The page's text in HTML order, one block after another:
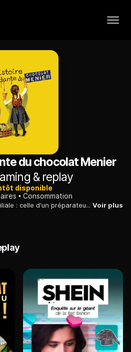
du chocolat Menier
& replay
disponible
Consommation
La saga d'une réussite familiale : celle d'un préparateur en pharmacie, Jean Antoine Brutus Menier, qui découvrit les bienfaits du chocolat et décida de les exploiter. Voir plus